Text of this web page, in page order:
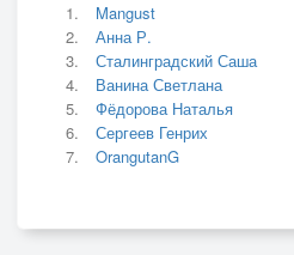
Mangust
Анна Р.
Сталинградский Саша
Ванина Светлана
Фёдорова Наталья
Сергеев Генрих
OrangutanG